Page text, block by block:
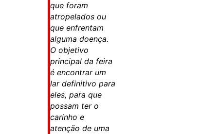
que foram
atropelados ou
que enfrentam
alguma doença.
O objetivo
principal da feira
é encontrar um
lar definitivo para
eles, para que
possam ter o
carinho e
atenção de uma